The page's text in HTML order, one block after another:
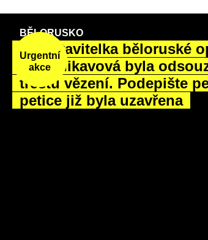
Urgentní
akce
BĚLORUSKO
Představitelka běloruské
Kalesnikavová byla
trestu vězení. Podepište
petice již byla uzavřena